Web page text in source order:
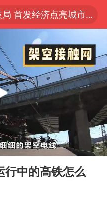
以“新”破局 首发经济点亮城市消费活力
战全胜
青海海西州茫崖市发生3.1级地震
完成新版全月地质图
豚登陆地点更新
巡查组提问 工作人员偷用手机查答案
警收受10万获刑1年
领导干部带头休假
豚进入48小时警戒线
02:46
行中的高铁怎么